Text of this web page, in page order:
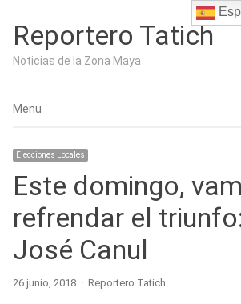
Reportero Tatich
Noticias de la Zona Maya
Menu
Menu
Elecciones Locales
Este domingo,
refrendar el
José Canul
26 junio, 2018 Author
Reportero Tatich